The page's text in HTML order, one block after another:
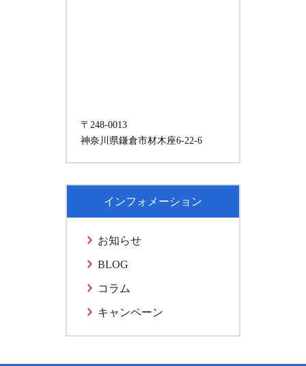
〒248-0013
神奈川県鎌倉市材木座6-22-6
インフォメーション
お知らせ
BLOG
コラム
キャンペーン